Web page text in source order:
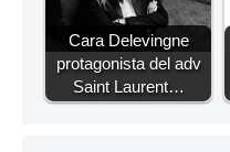
Cara Delevingne
protagonista del adv
Saint Laurent…